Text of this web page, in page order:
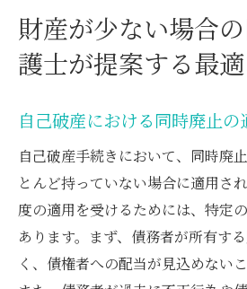
財産が少ない場合
護士が提案する最
自己破産における同時廃止の
自己破産手続きにおいて、同時廃
とんど持っていない場合に適用さ
度の適用を受けるためには、特定
あります。まず、債務者が所有す
く、債権者への配当が見込めない